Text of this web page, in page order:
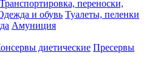
Транспортировка, переноски,
и обувь Туалеты, пеленки
Амуниция
диетические Пресервы